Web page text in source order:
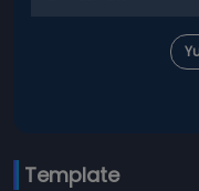
Template